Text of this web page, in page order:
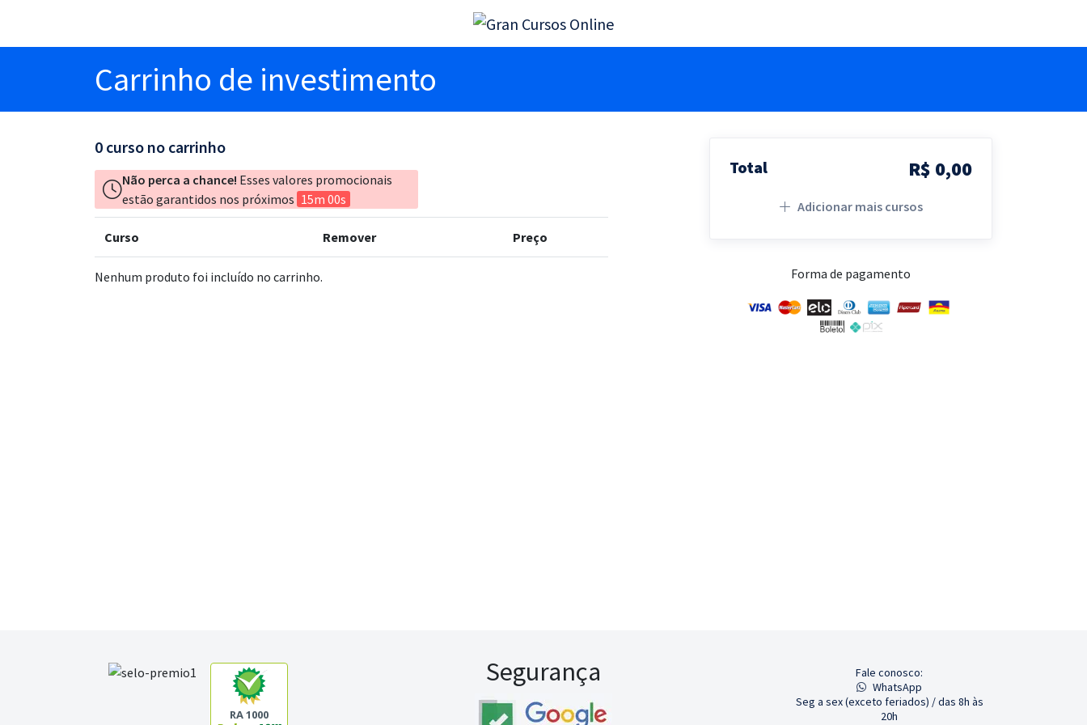
Carrinho de investimento
0 curso no carrinho
Não perca a chance! Esses valores promocionais
estão garantidos nos próximos 15m 00s
Curso Remover Preço
Nenhum produto foi incluído no carrinho.
Total R$ 0,00
Adicionar mais cursos
Forma de pagamento
RA 1000
Segurança
Fale conosco:
WhatsApp
Seg a sex (exceto feriados) / das 8h às
20h